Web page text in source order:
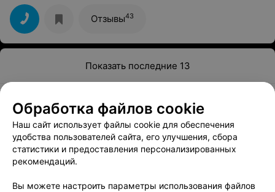
Стала замечать, что боли не проходят даже после
ночного сна и выходных иногда, которые я провожу
лёжа большую часть времени. Подруга посоветовала
сходить на массаж ног. Обратилась в Роден, т.к. они
удобно расположены недалеко от дома. И могу сказать
пройти курс процедур, чтобы эффект легкости
сохранился на подольше. И не соврал! Прошло 1,5 мес
с последнего сеанса, а мне гораздо легче двигаться.
однозначно)
Отзывы43
Показать последние 13
1 2
Смотрите также
Барбершопы на пр-те Независимости в Минске
Обработка файлов cookie
Наш сайт использует файлы cookie для обеспечения
удобства пользователей сайта, его улучшения, сбора
статистики и предоставления персонализированных
рекомендаций.
Вы можете настроить параметры использования файлов